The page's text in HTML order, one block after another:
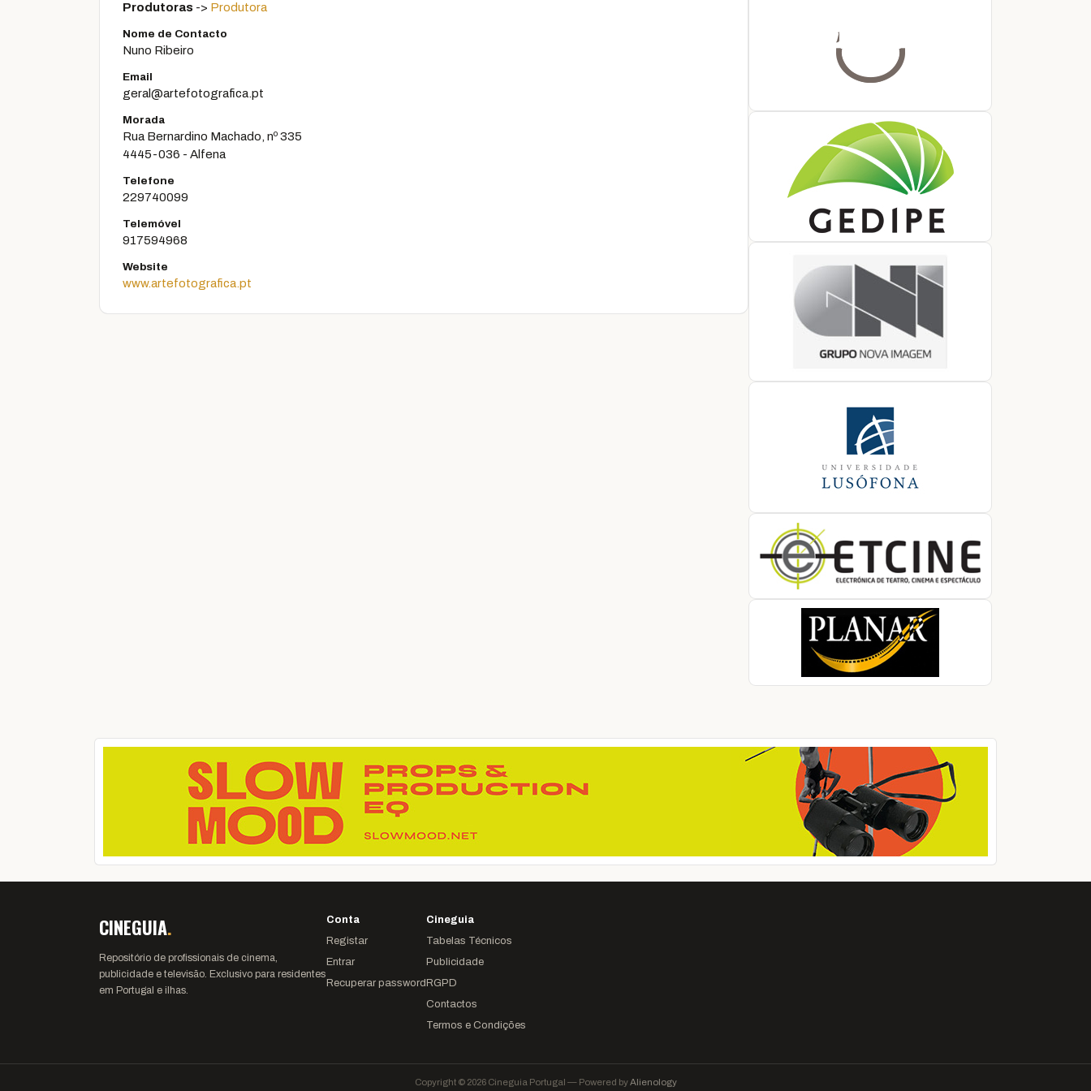
Produtoras -> Produtora
Nome de Contacto
Nuno Ribeiro
Email
geral@artefotografica.pt
Morada
Rua Bernardino Machado, nº 335
4445-036 - Alfena
Telefone
229740099
Telemóvel
917594968
Website
www.artefotografica.pt
CINEGUIA.
Repositório de profissionais de cinema,
publicidade e televisão. Exclusivo para residentes
em Portugal e ilhas.
Conta
Registar
Entrar
Recuperar password
Cineguia
Tabelas Técnicos
Publicidade
RGPD
Contactos
Termos e Condições
Copyright © 2026 Cineguia Portugal — Powered byAlienology